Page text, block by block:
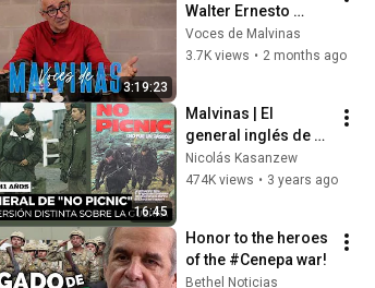
3:19:23
Walter Ernesto
Yañez
Voces de Malvinas
3.7K views • 2 months ago
16:45
Malvinas | El
general inglés de
"No Picnic" y una
versión distinta
Nicolás Kasanzew
474K views • 3 years ago
Honor to the heroes
of the #Cenepa war!
Bethel Noticias